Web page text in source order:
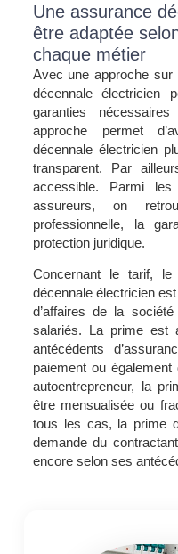
Une assurance
être adaptée
chaque métier
Avec une approche sur
décennale électricien
garanties
approche permet
décennale électricien
transparent. Par
accessible. Parmi
assureurs, on
professionnelle, la
protection juridique.
Concernant le tarif,
décennale électricien
d’affaires de la
salariés. La prime est
antécédents
paiement ou
autoentrepreneur, la
être mensualisée ou
tous les cas, la prime
demande du
encore selon ses